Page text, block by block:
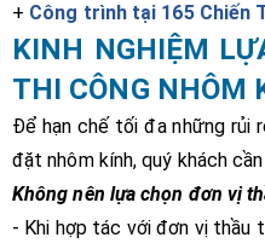
+ Công trình tại 165 Chiến
KINH NGHIỆM
THI CÔNG NHÔM
Để hạn chế tối đa những rủi
đặt nhôm kính, quý khách
Không nên lựa chọn đơn vị
- Khi hợp tác với đơn vị thầu